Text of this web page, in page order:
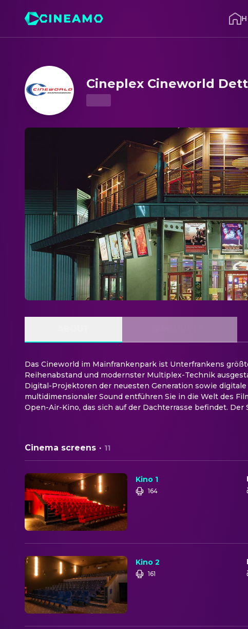
Cineplex Cineworld
Das Cineworld im Mainfrankenpark ist Unterfrankens
Reihenabstand und modernster Multiplex-Technik
Digital-Projektoren der neuesten Generation sowie
multidimensionaler Sound entführen Sie in die Welt des
Open-Air-Kino, das sich auf der Dachterrasse befindet.
Cinema screens · 11
Kino 1
164
Kino 2
161